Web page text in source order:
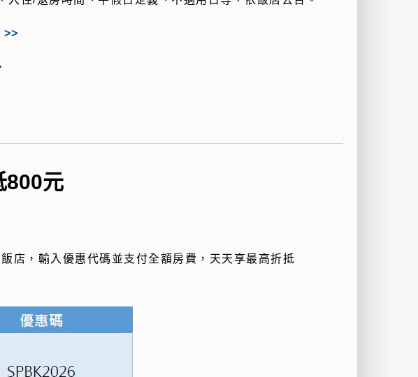
>>
800元
店，輸入優惠代碼並支付全額房費，天天享最高折抵